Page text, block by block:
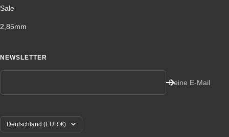
Sale
2,85mm
NEWSLETTER
Deine E-Mail
Land/Region
Deutschland (EUR €)